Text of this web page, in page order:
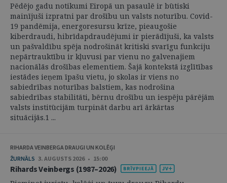
Pēdējo gadu notikumi Eiropā un pasaulē ir būtiski
mainījuši izpratni par drošību un valsts noturību. Covid-
19 pandēmija, energoresursu krīze, pieaugošie
kiberdraudi, hibrīdapdraudējumi ir pierādījuši, ka valsts
un pašvaldību spēja nodrošināt kritiski svarīgu funkciju
nepārtrauktību ir kļuvusi par vienu no galvenajiem
nacionālās drošības elementiem. Šajā kontekstā izglītības
iestādes ieņem īpašu vietu, jo skolas ir viens no
sabiedrības noturības balstiem, kas nodrošina
sabiedrības stabilitāti, bērnu drošību un iespēju pārējām
valsts institūcijām turpināt darbu arī ārkārtas
situācijās.1 ...
RIHARDA VEINBERGA DRAUGI UN KOLĒĢI
ŽURNĀLS 3. AUGUSTS 2026 • 15:00
Rihards Veinbergs (1987–2026)